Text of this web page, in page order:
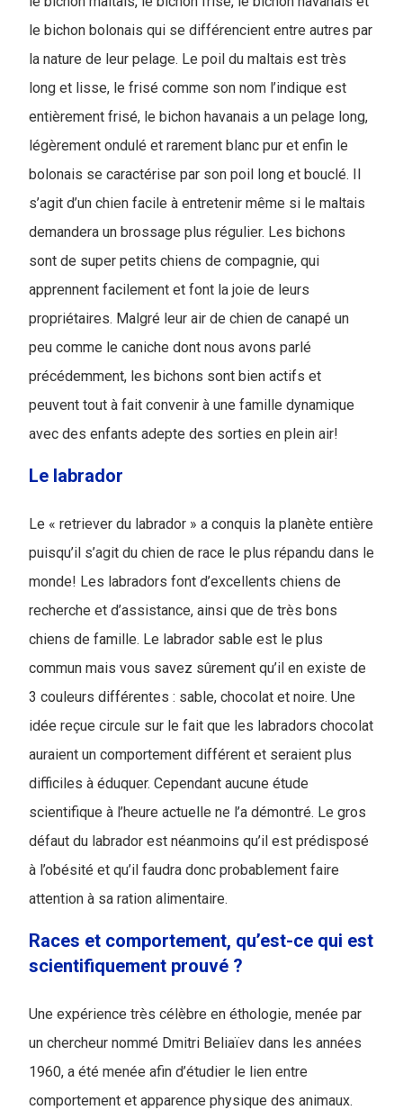
le bichon bolonais qui se différencient entre autres par
la nature de leur pelage. Le poil du maltais est très
long et lisse, le frisé comme son nom l’indique est
entièrement frisé, le bichon havanais a un pelage long,
légèrement ondulé et rarement blanc pur et enfin le
bolonais se caractérise par son poil long et bouclé. Il
s’agit d’un chien facile à entretenir même si le maltais
demandera un brossage plus régulier. Les bichons
sont de super petits chiens de compagnie, qui
apprennent facilement et font la joie de leurs
propriétaires. Malgré leur air de chien de canapé un
peu comme le caniche dont nous avons parlé
précédemment, les bichons sont bien actifs et
peuvent tout à fait convenir à une famille dynamique
avec des enfants adepte des sorties en plein air!
Le labrador
Le « retriever du labrador » a conquis la planète entière
puisqu’il s’agit du chien de race le plus répandu dans le
monde! Les labradors font d’excellents chiens de
recherche et d’assistance, ainsi que de très bons
chiens de famille. Le labrador sable est le plus
commun mais vous savez sûrement qu’il en existe de
3 couleurs différentes : sable, chocolat et noire. Une
idée reçue circule sur le fait que les labradors chocolat
auraient un comportement différent et seraient plus
difficiles à éduquer. Cependant aucune étude
scientifique à l’heure actuelle ne l’a démontré. Le gros
défaut du labrador est néanmoins qu’il est prédisposé
à l’obésité et qu’il faudra donc probablement faire
attention à sa ration alimentaire.
Races et comportement, qu’est-ce qui est
scientifiquement prouvé ?
Une expérience très célèbre en éthologie, menée par
un chercheur nommé Dmitri Beliaïev dans les années
1960, a été menée afin d’étudier le lien entre
comportement et apparence physique des animaux.